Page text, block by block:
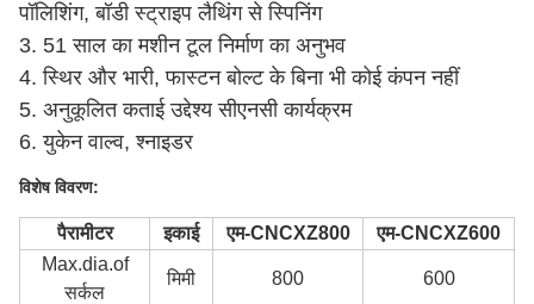
पॉलिशिंग, बॉडी स्ट्राइप लैथिंग से स्पिनिंग
3. 51 साल का मशीन टूल निर्माण का अनुभव
4. स्थिर और भारी, फास्टन बोल्ट के बिना भी कोई कंपन नहीं
5. अनुकूलित कताई उद्देश्य सीएनसी कार्यक्रम
6. युकेन वाल्व, श्नाइडर
विशेष विवरण:
पैरामीटर इकाई एम-CNCXZ800
एम-CNCXZ600
Max.dia.of
सर्कल
मिमी 800 600